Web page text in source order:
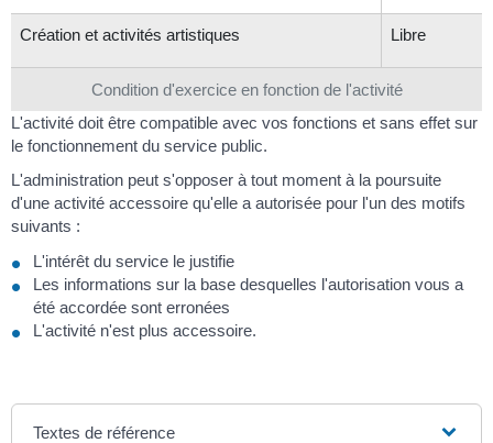
Condition d'exercice en fonction de l'activité
Création et activités artistiques Libre
L'activité doit être compatible avec vos fonctions et sans effet sur
le fonctionnement du service public.
L'administration peut s'opposer à tout moment à la poursuite
d'une activité accessoire qu'elle a autorisée pour l'un des motifs
suivants :
L'intérêt du service le justifie
Les informations sur la base desquelles l'autorisation vous a
été accordée sont erronées
L'activité n'est plus accessoire.
Textes de référence